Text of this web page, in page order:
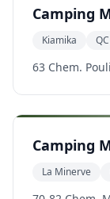
Camping
Kiamika QC
63 Chem.
Camping
La Minerve